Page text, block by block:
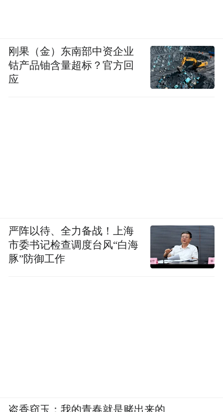
刚果（金）东南部中资企业
钴产品铀含量超标？官方回
应
严阵以待、全力备战！上海
市委书记检查调度台风“白海
豚”防御工作
盗香窃玉：我的青春就是赌出来的